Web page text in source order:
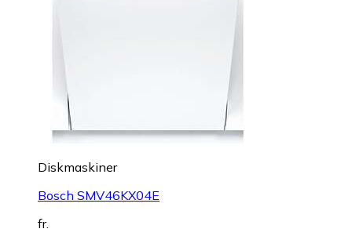
Diskmaskiner
Bosch SMV46KX04E
fr.